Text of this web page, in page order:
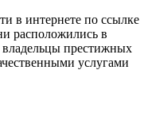
в интернете по ссылке
расположились в
престижных
услугами